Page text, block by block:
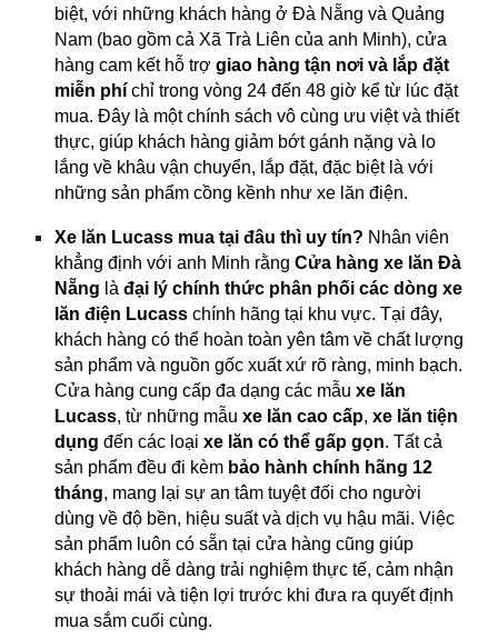
biệt, với những khách hàng ở Đà Nẵng và Quảng
Nam (bao gồm cả Xã Trà Liên của anh Minh), cửa
hàng cam kết hỗ trợgiao hàng tận nơi và lắp đặt
miễn phí chỉ trong vòng 24 đến 48 giờ kể từ lúc đặt
mua. Đây là một chính sách vô cùng ưu việt và thiết
thực, giúp khách hàng giảm bớt gánh nặng và lo
lắng về khâu vận chuyển, lắp đặt, đặc biệt là với
những sản phẩm cồng kềnh như xe lăn điện.
Xe lăn Lucass mua tại đâu thì uy tín? Nhân viên
khẳng định với anh Minh rằngCửa hàng xe lăn Đà
Nẵng làđại lý chính thức phân phối các dòng xe
lăn điện Lucass chính hãng tại khu vực. Tại đây,
khách hàng có thể hoàn toàn yên tâm về chất lượng
sản phẩm và nguồn gốc xuất xứ rõ ràng, minh bạch.
Cửa hàng cung cấp đa dạng các mẫuxe lăn
Lucass, từ những mẫuxe lăn cao cấp,xe lăn tiện
dụng đến các loạixe lăn có thể gấp gọn. Tất cả
sản phẩm đều đi kèm bảo hành chính hãng 12
tháng, mang lại sự an tâm tuyệt đối cho người
dùng về độ bền, hiệu suất và dịch vụ hậu mãi. Việc
sản phẩm luôn có sẵn tại cửa hàng cũng giúp
khách hàng dễ dàng trải nghiệm thực tế, cảm nhận
sự thoải mái và tiện lợi trước khi đưa ra quyết định
mua sắm cuối cùng.